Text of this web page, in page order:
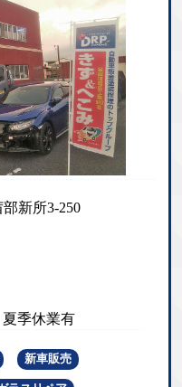
新所3-250
季休業有
新車販売